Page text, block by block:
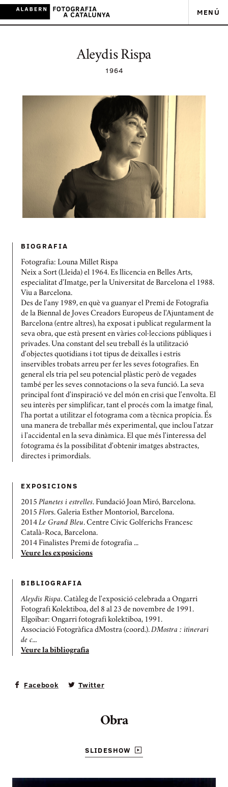
MENÚ
Aleydis Rispa
1964
BIOGRAFIA
Fotografia: Louna Millet Rispa
Neix a Sort (Lleida) el 1964. Es llicencia en Belles Arts,
especialitat d'Imatge, per la Universitat de Barcelona el 1988.
Viu a Barcelona.
Des de l'any 1989, en què va guanyar el Premi de Fotografia
de la Biennal de Joves Creadors Europeus de l'Ajuntament de
Barcelona (entre altres), ha exposat i publicat regularment la
seva obra, que està present en vàries col·leccions públiques i
privades. Una constant del seu treball és la utilització
d'objectes quotidians i tot tipus de deixalles i estris
inservibles trobats arreu per fer les seves fotografies. En
general els tria pel seu potencial plàstic però de vegades
també per les seves connotacions o la seva funció. La seva
principal font d'inspiració ve del món en crisi que l'envolta. El
seu interès per simplificar, tant el procés com la imatge final,
l'ha portat a utilitzar el fotograma com a tècnica propícia. És
una manera de treballar més experimental, que inclou l'atzar
i l'accidental en la seva dinàmica. El que més l'interessa del
fotograma és la possibilitat d'obtenir imatges abstractes,
directes i primordials.
EXPOSICIONS
2015 Planetes i estrelles. Fundació Joan Miró, Barcelona.
2015 Flors. Galeria Esther Montoriol, Barcelona.
2014 Le Grand Bleu. Centre Cívic Golferichs Francesc
Català-Roca, Barcelona.
2014 Finalistes Premi de fotografia ...
Veure les exposicions
BIBLIOGRAFIA
Aleydis Rispa. Catàleg de l'exposició celebrada a Ongarri
Fotografi Kolektiboa, del 8 al 23 de novembre de 1991.
Elgoibar: Ongarri fotografi kolektiboa, 1991.
Associació Fotogràfica dMostra (coord.). DMostra : itinerari
de c...
Veure la bibliografia
Facebook Twitter
Obra
SLIDESHOW